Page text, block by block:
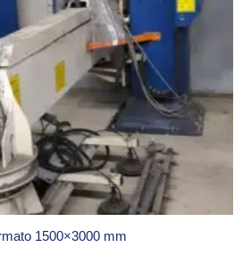
1500×3000 mm